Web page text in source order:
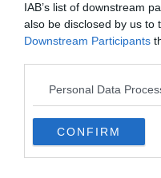
IAB’s list of downstream
also be disclosed by us to
Downstream Participants
Personal Data
CONFIRM